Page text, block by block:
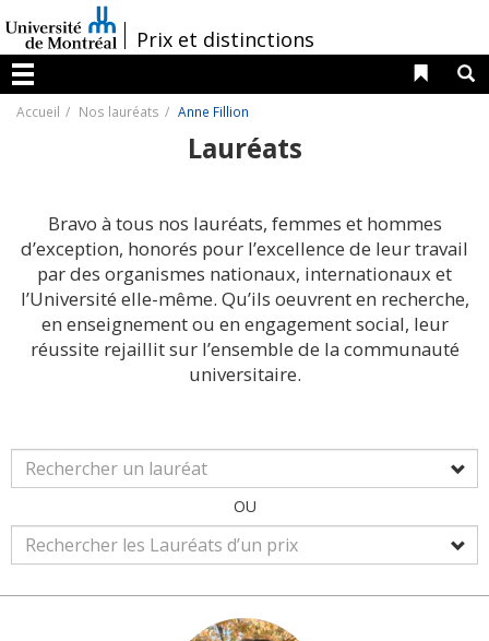
au
contenu
/Prix et distinctions
Menu
Liens
Accueil Nos lauréats Anne Fillion
Lauréats
Bravo à tous nos lauréats, femmes et hommes
d’exception, honorés pour l’excellence de leur travail
par des organismes nationaux, internationaux et
l’Université elle-même. Qu’ils oeuvrent en recherche,
en enseignement ou en engagement social, leur
réussite rejaillit sur l’ensemble de la communauté
universitaire.
OU